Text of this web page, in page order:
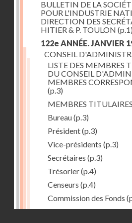
BULLETIN DE LA
POUR L'INDUSTRIE
DIRECTION DES
HITIER & P. TOULON (p.1)
122e ANNÉE. JANVIER
CONSEIL
LISTE DES MEMBRES
DU CONSEIL
MEMBRES
(p.3)
MEMBRES TITULAIRES
Bureau(p.3)
Président(p.3)
Vice-présidents (p.3)
Secrétaires (p.3)
Trésorier(p.4)
Censeurs (p.4)
Commission des Fonds
Comité des Arts